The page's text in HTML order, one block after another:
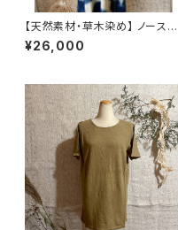
【天然素材・草木染め】 ノースリ
ーブワンピース ヘンプオーガニ
ックコットン
¥26,000